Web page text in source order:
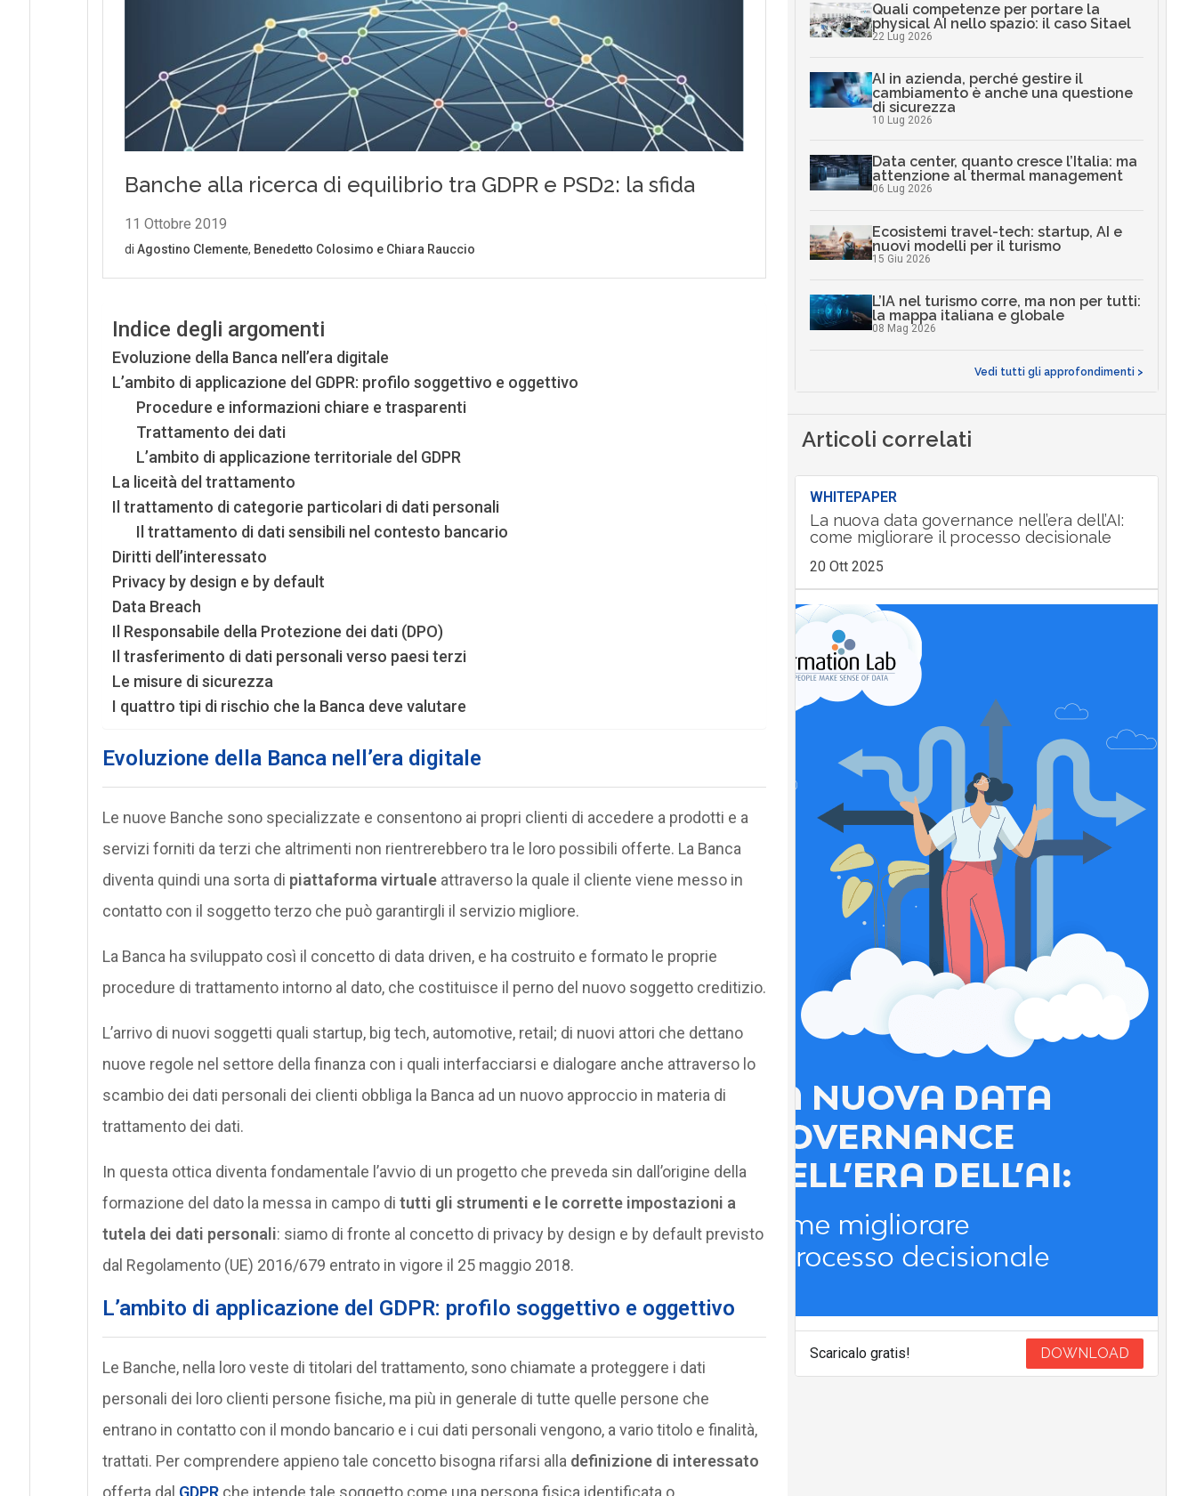
Indice degli argomenti
Evoluzione della Banca nell’era digitale
L’ambito di applicazione del GDPR: profilo soggettivo e oggettivo
Procedure e informazioni chiare e trasparenti
Trattamento dei dati
L’ambito di applicazione territoriale del GDPR
La liceità del trattamento
Il trattamento di categorie particolari di dati personali
Il trattamento di dati sensibili nel contesto bancario
Diritti dell’interessato
Privacy by design e by default
Data Breach
Il Responsabile della Protezione dei dati (DPO)
Il trasferimento di dati personali verso paesi terzi
Le misure di sicurezza
I quattro tipi di rischio che la Banca deve valutare
Evoluzione della Banca nell’era digitale
Le nuove Banche sono specializzate e consentono ai propri clienti di accedere a prodotti e a
servizi forniti da terzi che altrimenti non rientrerebbero tra le loro possibili offerte. La Banca
diventa quindi una sorta di piattaforma virtualeattraverso la quale il cliente viene messo in
contatto con il soggetto terzo che può garantirgli il servizio migliore.
La Banca ha sviluppato così il concetto di data driven, e ha costruito e formato le proprie
procedure di trattamento intorno al dato, che costituisce il perno del nuovo soggetto creditizio.
L’arrivo di nuovi soggetti quali startup, big tech, automotive, retail; di nuovi attori che dettano
nuove regole nel settore della finanza con i quali interfacciarsi e dialogare anche attraverso lo
scambio dei dati personali dei clienti obbliga la Banca ad un nuovo approccio in materia di
trattamento dei dati.
In questa ottica diventa fondamentale l’avvio di un progetto che preveda sin dall’origine della
formazione del dato la messa in campo di tutti gli strumenti e le corrette impostazioni a
tutela dei dati personali: siamo di fronte al concetto di privacy by design e by default previsto
dal Regolamento (UE) 2016/679 entrato in vigore il 25 maggio 2018.
L’ambito di applicazione del GDPR: profilo soggettivo e oggettivo
Le Banche, nella loro veste di titolari del trattamento, sono chiamate a proteggere i dati
personali dei loro clienti persone fisiche, ma più in generale di tutte quelle persone che
entrano in contatto con il mondo bancario e i cui dati personali vengono, a vario titolo e finalità,
trattati. Per comprendere appieno tale concetto bisogna rifarsi alla definizione di interessato
offerta dal GDPRche intende tale soggetto come una persona fisica identificata o
Quali competenze per portare la
physical AI nello spazio: il caso Sitael
22 Lug 2026
AI in azienda, perché gestire il
cambiamento è anche una questione
di sicurezza
10 Lug 2026
Data center, quanto cresce l’Italia: ma
attenzione al thermal management
06 Lug 2026
Ecosistemi travel-tech: startup, AI e
nuovi modelli per il turismo
15 Giu 2026
L’IA nel turismo corre, ma non per tutti:
la mappa italiana e globale
08 Mag 2026
Vedi tutti gli approfondimenti >
Articoli correlati
WHITEPAPER
La nuova data governance nell’era dell’AI:
come migliorare il processo decisionale
20 Ott 2025
Scaricalo gratis! DOWNLOAD